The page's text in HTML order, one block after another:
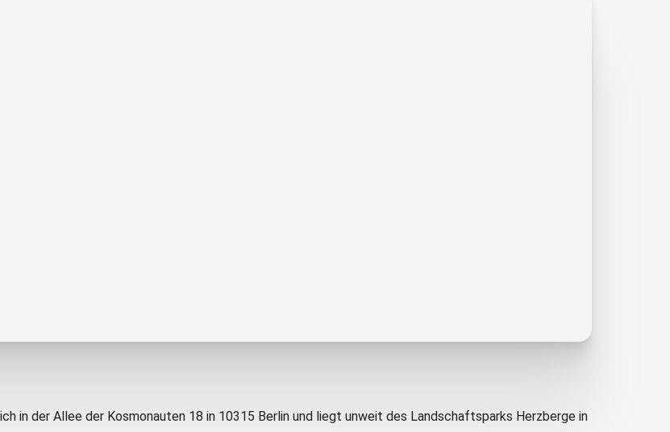
in der Allee der Kosmonauten 18 in 10315 Berlin und liegt unweit des Landschaftsparks Herzberge in